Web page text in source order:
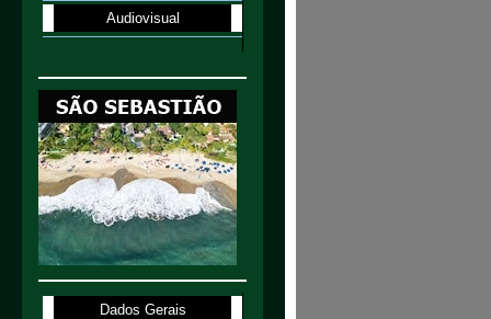
Audiovisual
Dados Gerais